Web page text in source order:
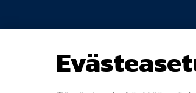
Saavutettavuusseloste